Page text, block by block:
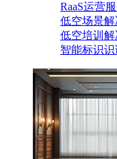
RaaS运营
低空场景解
低空培训解
智能标识识